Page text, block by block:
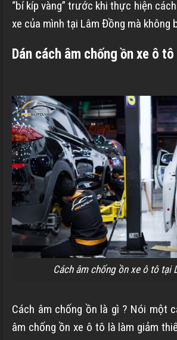
“bí kíp vàng” trước khi thực hiện
xe của mình tại Lâm Đồng mà không
Dán cách âm chống ồn xe ô
Cách âm chống ồn xe ô tô tại
Cách âm chống ồn là gì ? Nói một
âm chống ồn xe ô tô là làm giảm